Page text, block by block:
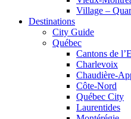
Village –
Destinations
City Guide
Québec
Cantons de
Charlevoix
Chaudière-
Côte-Nord
Québec City
Laurentides